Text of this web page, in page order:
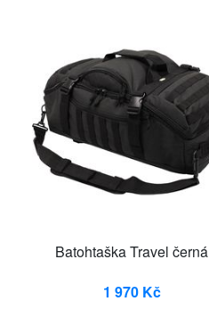
Batohtaška Travel černá
1 970 Kč